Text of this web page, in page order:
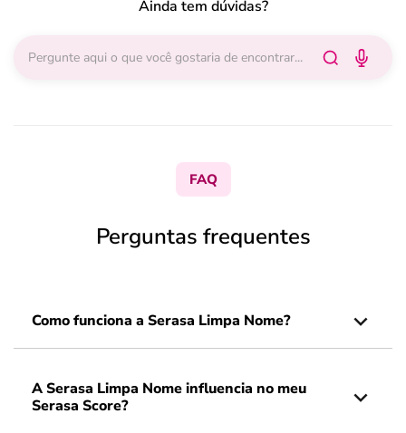
Ainda tem dúvidas?
FAQ
Perguntas frequentes
Como funciona a Serasa Limpa Nome?
A Serasa Limpa Nome influencia no meu
Serasa Score?